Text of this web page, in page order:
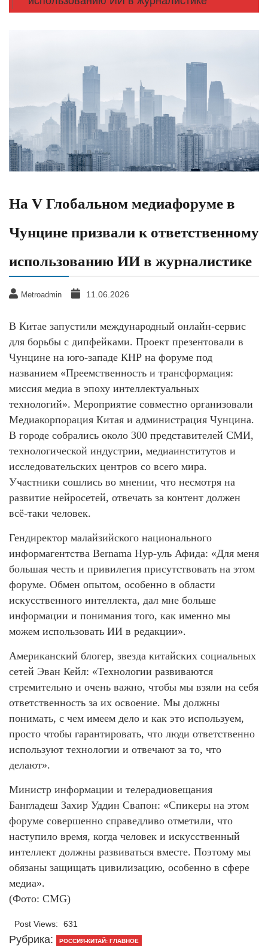
На V Глобальном медиафоруме в
Чунцине призвали к ответственному
использованию ИИ в журналистике
Metroadmin 11.06.2026
В Китае запустили международный онлайн-сервис
для борьбы с дипфейками. Проект презентовали в
Чунцине на юго-западе КНР на форуме под
названием «Преемственность и трансформация:
миссия медиа в эпоху интеллектуальных
технологий». Мероприятие совместно организовали
Медиакорпорация Китая и администрация Чунцина.
В городе собрались около 300 представителей СМИ,
технологической индустрии, медиаинститутов и
исследовательских центров со всего мира.
Участники сошлись во мнении, что несмотря на
развитие нейросетей, отвечать за контент должен
всё-таки человек.
Гендиректор малайзийского национального
информагентства Bernama Нур-уль Афида: «Для меня
большая честь и привилегия присутствовать на этом
форуме. Обмен опытом, особенно в области
искусственного интеллекта, дал мне больше
информации и понимания того, как именно мы
можем использовать ИИ в редакции».
Американский блогер, звезда китайских социальных
сетей Эван Кейл: «Технологии развиваются
стремительно и очень важно, чтобы мы взяли на себя
ответственность за их освоение. Мы должны
понимать, с чем имеем дело и как это используем,
просто чтобы гарантировать, что люди ответственно
используют технологии и отвечают за то, что
делают».
Министр информации и телерадиовещания
Бангладеш Захир Уддин Свапон: «Спикеры на этом
форуме совершенно справедливо отметили, что
наступило время, когда человек и искусственный
интеллект должны развиваться вместе. Поэтому мы
обязаны защищать цивилизацию, особенно в сфере
медиа».
(Фото: CMG)
Post Views: 631
Рубрика: РОССИЯ-КИТАЙ: ГЛАВНОЕ